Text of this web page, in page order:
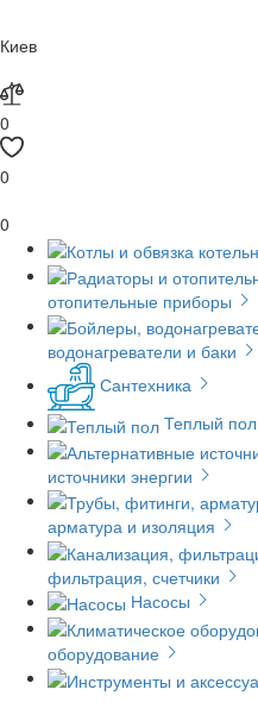
Киев
0
0
0
отопительные приборы
водонагреватели и баки
Сантехника
Теплый пол
источники энергии
арматура и изоляция
фильтрация, счетчики
Насосы
оборудование